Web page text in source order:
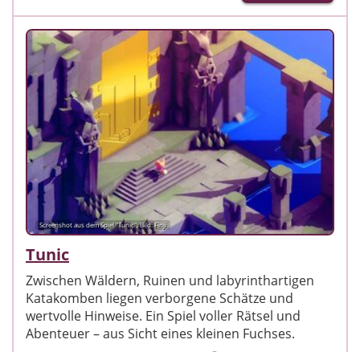
Screenshot aus dem Spiel "Tunic"; Bild: Finji
Tunic
Zwischen Wäldern, Ruinen und labyrinthartigen
Katakomben liegen verborgene Schätze und
wertvolle Hinweise. Ein Spiel voller Rätsel und
Abenteuer – aus Sicht eines kleinen Fuchses.